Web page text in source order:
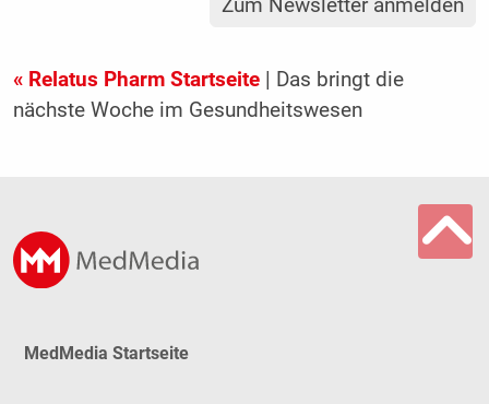
Zum Newsletter anmelden
« Relatus Pharm Startseite| Das bringt die
nächste Woche im Gesundheitswesen
MedMedia Startseite